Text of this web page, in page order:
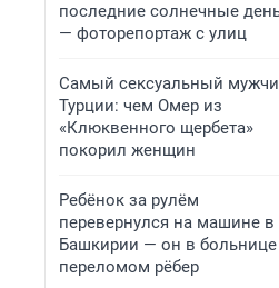
последние солнечные
— фоторепортаж с улиц
Самый сексуальный
Турции: чем Омер из
«Клюквенного щербета»
покорил женщин
Ребёнок за рулём
перевернулся на машине в
Башкирии — он в больнице
переломом рёбер